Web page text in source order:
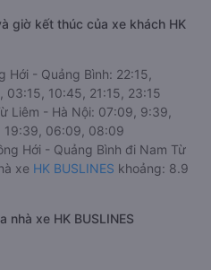
giờ kết thúc của xe khách HK
Hới - Quảng Bình: 22:15,
10:45, 21:15, 23:15
Liêm - Hà Nội: 07:09, 9:39,
19:39, 06:09, 08:09
Hới - Quảng Bình đi Nam Từ
xe HK BUSLINES khoảng: 8.9
nhà xe HK BUSLINES